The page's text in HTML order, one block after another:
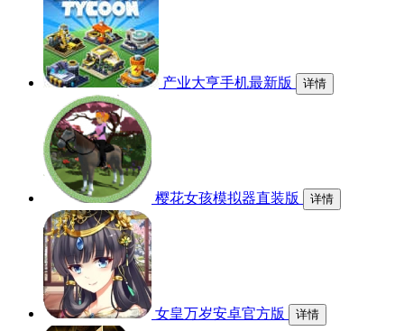
产业大亨手机最新版 详情
樱花女孩模拟器直装版 详情
女皇万岁安卓官方版 详情